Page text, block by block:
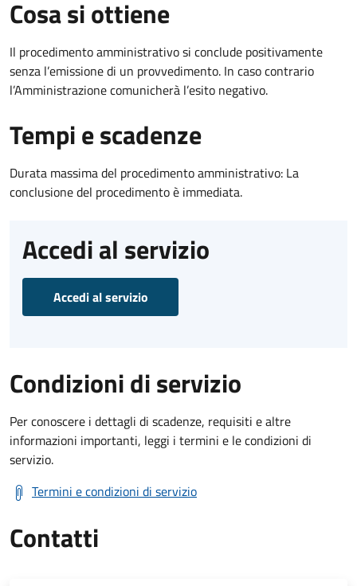
Cosa si ottiene
Il procedimento amministrativo si conclude positivamente
senza l’emissione di un provvedimento. In caso contrario
l’Amministrazione comunicherà l’esito negativo.
Tempi e scadenze
Durata massima del procedimento amministrativo: La
conclusione del procedimento è immediata.
Accedi al servizio
Accedi al servizio
Condizioni di servizio
Per conoscere i dettagli di scadenze, requisiti e altre
informazioni importanti, leggi i termini e le condizioni di
servizio.
Termini e condizioni di servizio
Contatti